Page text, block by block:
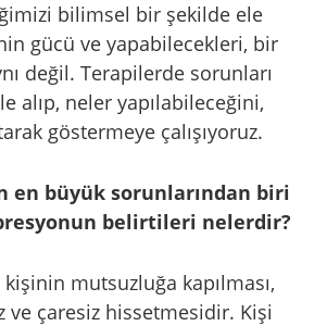
bilimsel bir şekilde ele
gücü ve yapabilecekleri, bir
değil. Terapilerde sorunları
alıp, neler yapılabileceğini,
göstermeye çalışıyoruz.
en büyük sorunlarından biri
belirtileri nelerdir?
mutsuzluğa kapılması,
ve çaresiz hissetmesidir. Kişi